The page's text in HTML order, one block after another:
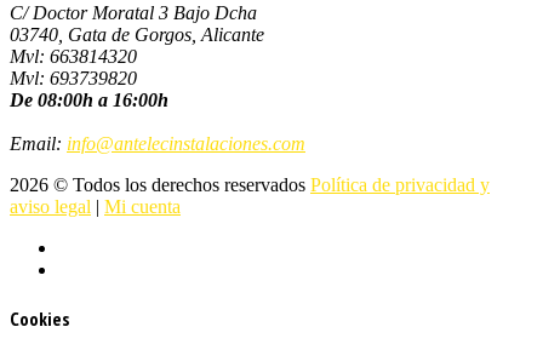
C/ Doctor Moratal 3 Bajo Dcha
03740, Gata de Gorgos, Alicante
Mvl: 663814320
Mvl: 693739820
De 08:00h a 16:00h
Email: info@antelecinstalaciones.com
2026 © Todos los derechos reservados Política de privacidad y
aviso legal | Mi cuenta
Cookies